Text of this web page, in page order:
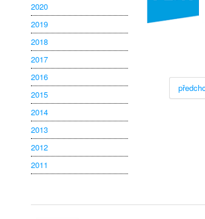
2020
2019
2018
2017
2016
2015
2014
2013
2012
2011